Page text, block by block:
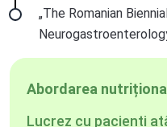
„The Romanian
Abordarea
Lucrez cu pacienți